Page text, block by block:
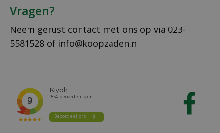
Vragen?
Neem gerust contact met ons op via 023-
5581528 of info@koopzaden.nl